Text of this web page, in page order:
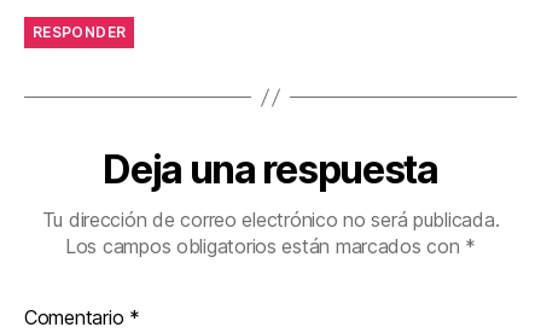
RESPONDER
Deja una respuesta
Tu dirección de correo electrónico no será publicada.
Los campos obligatorios están marcados con *
Comentario *